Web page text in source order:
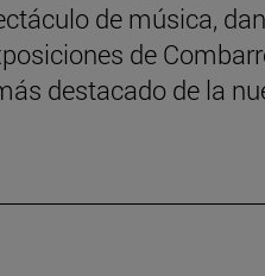
de música,
de
destacado de la